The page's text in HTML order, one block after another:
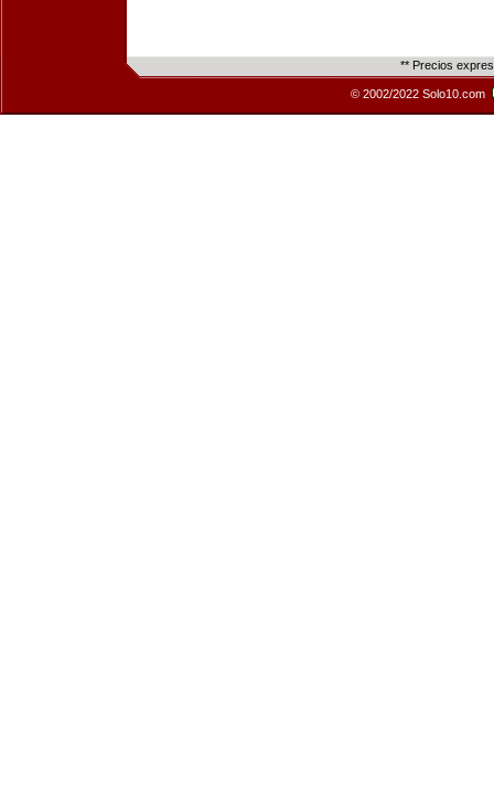
** Precios
© 2002/2022 Solo10.com